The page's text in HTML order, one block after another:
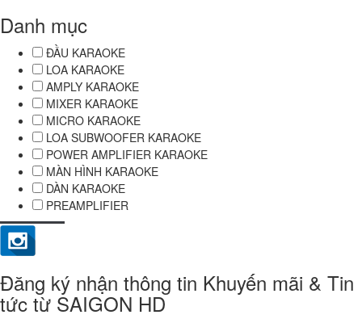
Danh mục
ĐẦU KARAOKE
LOA KARAOKE
AMPLY KARAOKE
MIXER KARAOKE
MICRO KARAOKE
LOA SUBWOOFER KARAOKE
POWER AMPLIFIER KARAOKE
MÀN HÌNH KARAOKE
DÀN KARAOKE
PREAMPLIFIER
Đăng ký nhận thông tin Khuyến mãi & Tin
tức từ SAIGON HD